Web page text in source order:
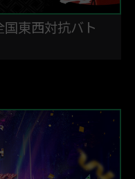
国東西対抗バト